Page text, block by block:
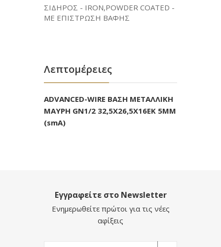
ΣΙΔΗΡΟΣ - IRON,POWDER COATED -
ΜΕ ΕΠΙΣΤΡΩΣΗ ΒΑΦΗΣ
Λεπτομέρειες
ADVANCED-WIRE ΒΑΣΗ ΜΕΤΑΛΛΙΚΗ
ΜΑΥΡΗ GN1/2 32,5Χ26,5Χ16EK 5ΜΜ
(smA)
Εγγραφείτε στο Newsletter
Ενημερωθείτε πρώτοι για τις νέες
αφίξεις